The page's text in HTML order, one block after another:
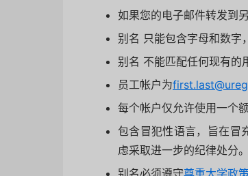
如果您的电子邮件转发到
别名 只能包含字母和数字
别名 不能匹配任何现有的
员工帐户为
每个帐户仅允许使用一个
包含冒犯性语言，旨在冒
虑采取进一步的纪律处分。